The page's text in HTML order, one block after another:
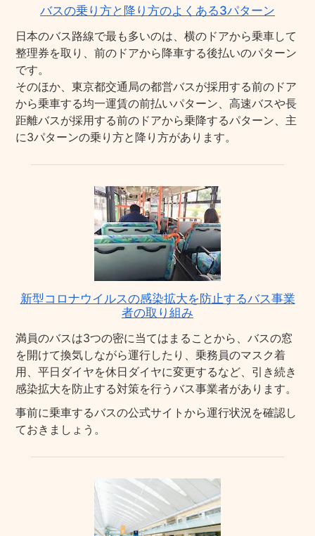
バスの乗り方と降り方のよくある3パターン
日本のバス路線で最も多いのは、横のドアから乗車して
整理券を取り、前のドアから降車する後払いのパターン
です。
そのほか、東京都交通局の都営バスが採用する前のドア
から乗車する均一運賃の前払いパターン、高速バスや長
距離バスが採用する前のドアから乗降するパターン、主
に3パターンの乗り方と降り方があります。
新型コロナウイルスの感染拡大を防止するバス事業
者の取り組み
満員のバスは3つの密に当てはまることから、バスの窓
を開けて換気しながら運行したり、乗務員のマスク着
用、平日ダイヤを休日ダイヤに変更するなど、引き続き
感染拡大を防止する対策を行うバス事業者があります。
事前に乗車するバスの公式サイトから運行状況を確認し
ておきましょう。